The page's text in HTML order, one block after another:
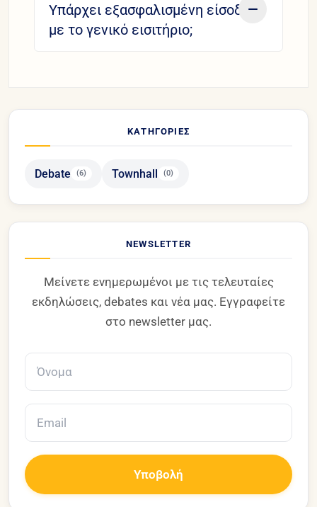
Υπάρχει εξασφαλισμένη είσοδος
με το γενικό εισιτήριο;
ΚΑΤΗΓΟΡΊΕΣ
Debate (6) Townhall (0)
NEWSLETTER
Μείνετε ενημερωμένοι με τις τελευταίες
εκδηλώσεις, debates και νέα μας. Εγγραφείτε
στο newsletter μας.
Υποβολή